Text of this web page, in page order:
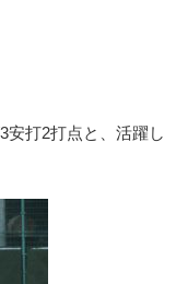
安打2打点と、活躍し